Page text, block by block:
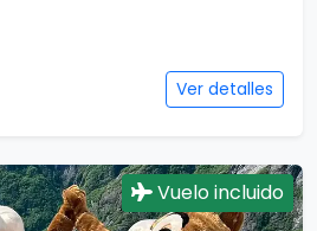
Ver detalles
Vuelo incluido